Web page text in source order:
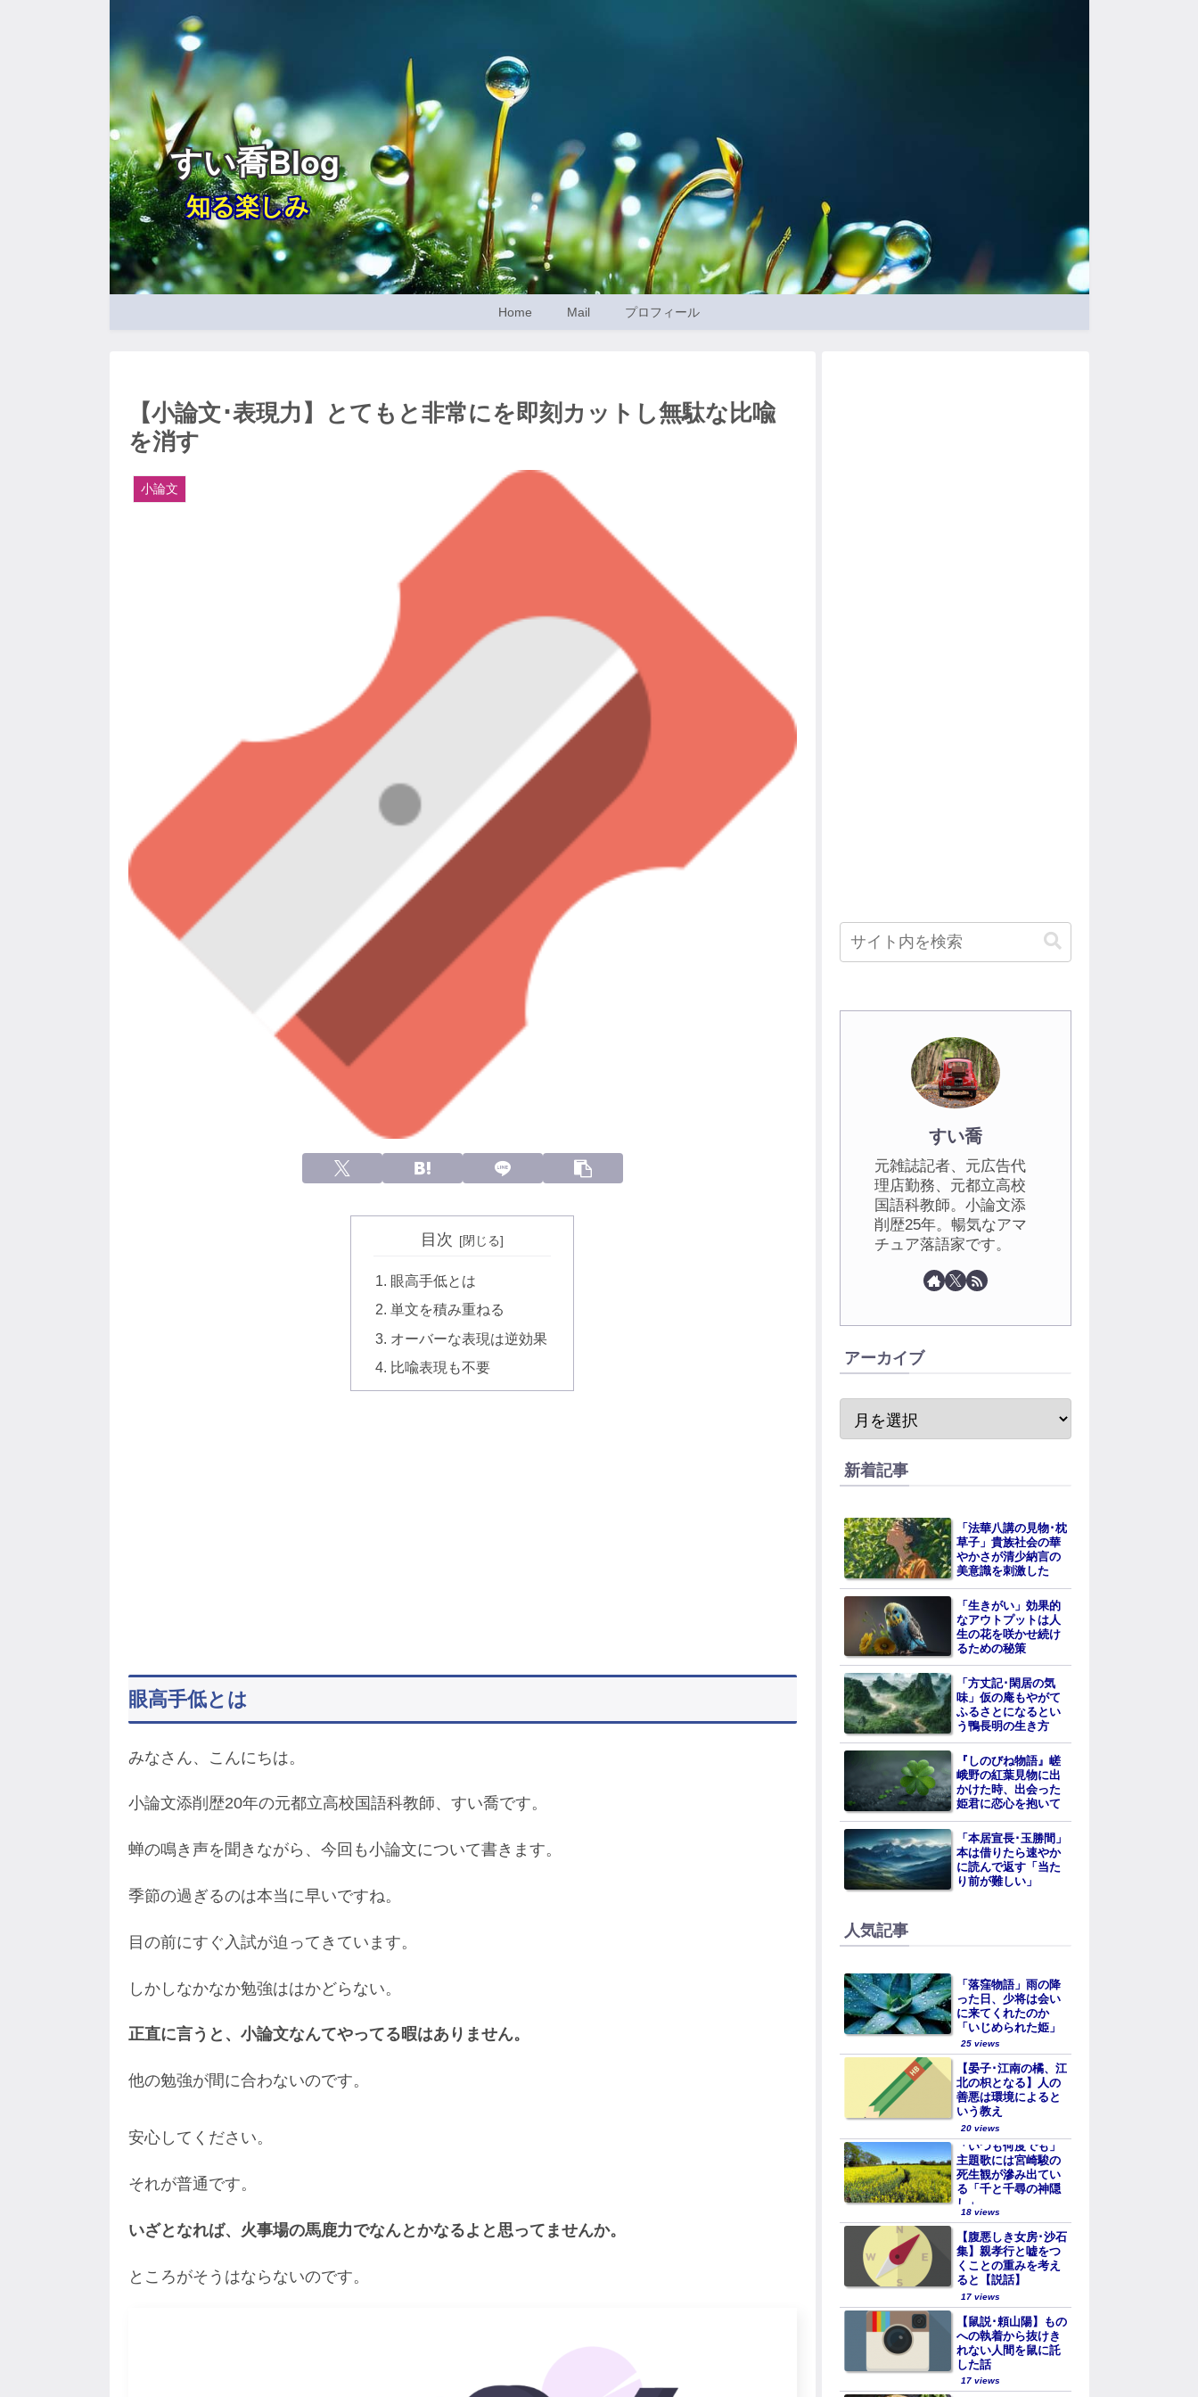
すい喬Blog
知る楽しみ
Home Mail プロフィール
【小論文･表現力】とてもと非常にを即刻カットし無駄な比喩
を消す
小論文
目次
眼高手低とは
単文を積み重ねる
オーバーな表現は逆効果
比喩表現も不要
眼高手低とは
みなさん、こんにちは。
小論文添削歴20年の元都立高校国語科教師、すい喬です。
蝉の鳴き声を聞きながら、今回も小論文について書きます。
季節の過ぎるのは本当に早いですね。
目の前にすぐ入試が迫ってきています。
しかしなかなか勉強ははかどらない。
正直に言うと、小論文なんてやってる暇はありません。
他の勉強が間に合わないのです。
安心してください。
それが普通です。
いざとなれば、火事場の馬鹿力でなんとかなるよと思ってませんか。
ところがそうはならないのです。
すい喬
元雑誌記者、元広告代
理店勤務、元都立高校
国語科教師。小論文添
削歴25年。暢気なアマ
チュア落語家です。
アーカイブ
新着記事
「法華八講の見物･枕
草子」貴族社会の華
やかさが清少納言の
美意識を刺激した
「生きがい」効果的
なアウトプットは人
生の花を咲かせ続け
るための秘策
「方丈記･閑居の気
味」仮の庵もやがて
ふるさとになるとい
う鴨長明の生き方
『しのびね物語』嵯
峨野の紅葉見物に出
かけた時、出会った
姫君に恋心を抱いて
「本居宣長･玉勝間」
本は借りたら速やか
に読んで返す「当た
り前が難しい」
人気記事
「落窪物語」雨の降
った日、少将は会い
に来てくれたのか
「いじめられた姫」
25 views
【晏子･江南の橘、江
北の枳となる】人の
善悪は環境によると
いう教え
20 views
「いつも何度でも」
主題歌には宮崎駿の
死生観が滲み出てい
る「千と千尋の神隠
し」
18 views
【腹悪しき女房･沙石
集】親孝行と嘘をつ
くことの重みを考え
ると【説話】
17 views
【鼠説･頼山陽】もの
への執着から抜けき
れない人間を鼠に託
した話
17 views